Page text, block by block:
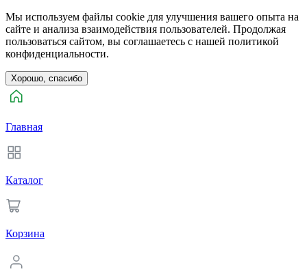
Мы используем файлы cookie для улучшения вашего опыта на
сайте и анализа взаимодействия пользователей. Продолжая
пользоваться сайтом, вы соглашаетесь с нашей политикой
конфиденциальности.
Хорошо, спасибо
Главная
Каталог
Корзина